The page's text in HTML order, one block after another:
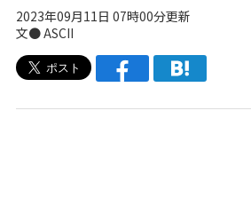
2023年09月11日 07時00分更新
文● ASCII